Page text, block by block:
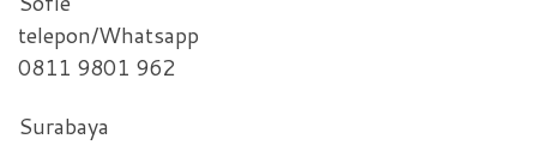
telepon/Whatsapp
0811 9801 962
Surabaya